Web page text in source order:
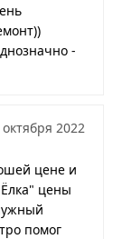
-
2022
цене и
цены
помог